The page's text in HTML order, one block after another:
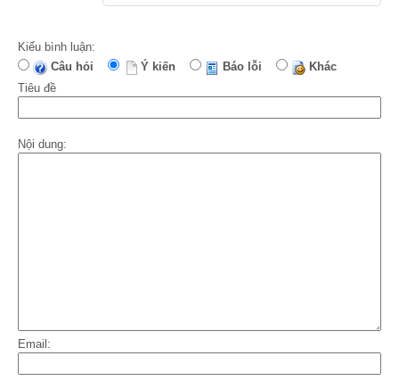
Kiểu bình luận:
Câu hỏi
Ý kiến Báo lỗi
Khác
Tiêu đề
Nội dung:
Email: